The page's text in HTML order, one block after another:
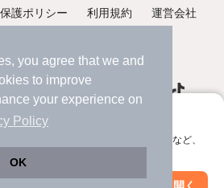
you agree that we and
to improve
your experience on
Policy
OK
て、サクサクお部屋探し
使える。マップ検索やお気に入り保存など、
護ポリシー 利用規約 運営会社
Lifestyle Co., Ltd.